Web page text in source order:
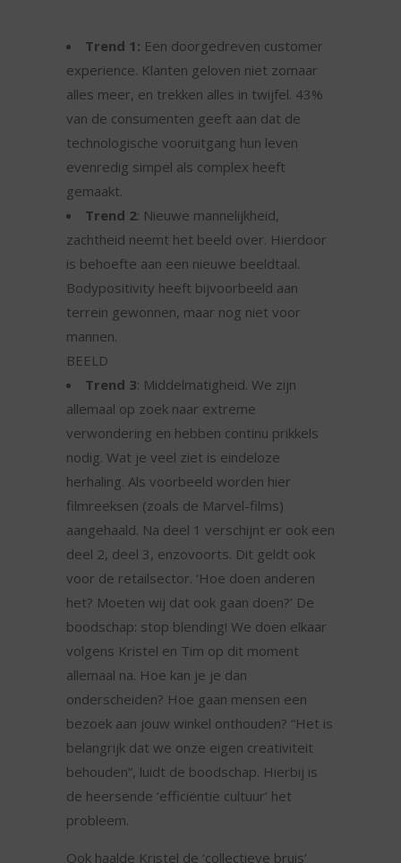
Trend 1: Een doorgedreven customer
experience. Klanten geloven niet zomaar
alles meer, en trekken alles in twijfel. 43%
van de consumenten geeft aan dat de
technologische vooruitgang hun leven
evenredig simpel als complex heeft
gemaakt.
Trend 2: Nieuwe mannelijkheid,
zachtheid neemt het beeld over. Hierdoor
is behoefte aan een nieuwe beeldtaal.
Bodypositivity heeft bijvoorbeeld aan
terrein gewonnen, maar nog niet voor
mannen.
BEELD
Trend 3: Middelmatigheid. We zijn
allemaal op zoek naar extreme
verwondering en hebben continu prikkels
nodig. Wat je veel ziet is eindeloze
herhaling. Als voorbeeld worden hier
filmreeksen (zoals de Marvel-films)
aangehaald. Na deel 1 verschijnt er ook een
deel 2, deel 3, enzovoorts. Dit geldt ook
voor de retailsector. ‘Hoe doen anderen
het? Moeten wij dat ook gaan doen?’ De
boodschap: stop blending! We doen elkaar
volgens Kristel en Tim op dit moment
allemaal na. Hoe kan je je dan
onderscheiden? Hoe gaan mensen een
bezoek aan jouw winkel onthouden? “Het is
belangrijk dat we onze eigen creativiteit
behouden”, luidt de boodschap. Hierbij is
de heersende ‘efficiëntie cultuur’ het
probleem.
Ook haalde Kristel de ‘collectieve bruis’